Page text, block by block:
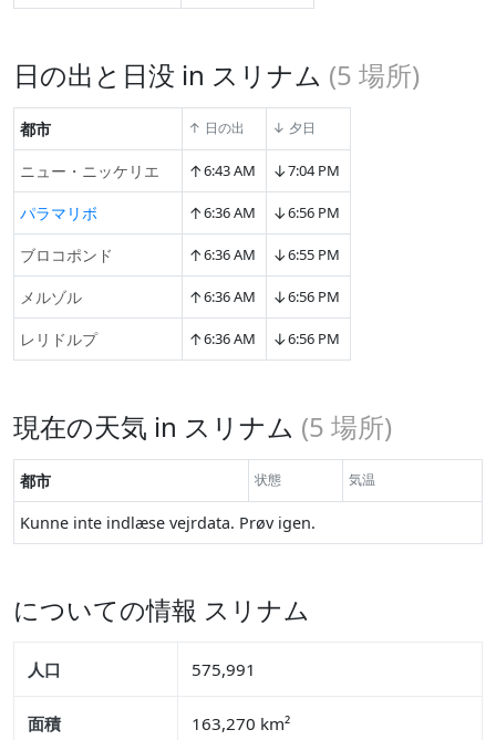
日の出と日没 in スリナム (5 場所)
都市 ↑ 日の出 ↓ 夕日
ニュー・ニッケリエ ↑6:43 AM ↓7:04 PM
パラマリボ ↑6:36 AM ↓6:56 PM
ブロコポンド ↑6:36 AM ↓6:55 PM
メルゾル ↑6:36 AM ↓6:56 PM
レリドルプ ↑6:36 AM ↓6:56 PM
現在の天気 in スリナム (5 場所)
都市 状態 気温
Kunne inte indlæse vejrdata. Prøv igen.
についての情報 スリナム
人口 575,991
面積 163,270 km²